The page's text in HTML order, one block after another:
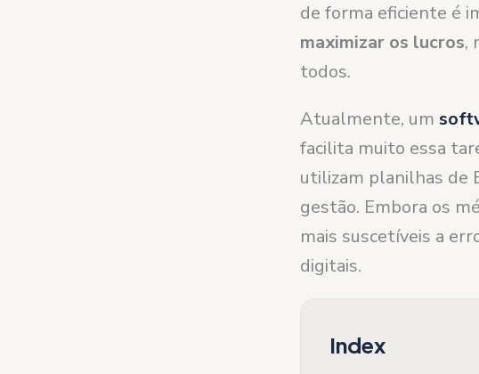
de forma eficiente é
maximizar os lucros,
todos.
Atualmente, um
facilita muito essa
utilizam planilhas de
gestão. Embora os
mais suscetíveis a
digitais.
Index